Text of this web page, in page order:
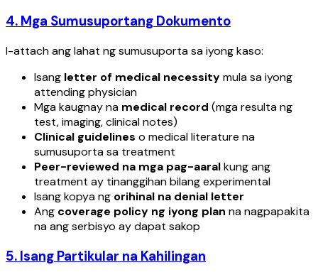
4. Mga Sumusuportang Dokumento
I-attach ang lahat ng sumusuporta sa iyong kaso:
Isang letter of medical necessitymula sa iyong
attending physician
Mga kaugnay na medical record (mga resulta ng
test, imaging, clinical notes)
Clinical guidelines o medical literature na
sumusuporta sa treatment
Peer-reviewed na mga pag-aaralkung ang
treatment ay tinanggihan bilang experimental
Isang kopya ng orihinal na denial letter
Ang coverage policy ng iyong plan na nagpapakita
na ang serbisyo ay dapat sakop
5. Isang Partikular na Kahilingan